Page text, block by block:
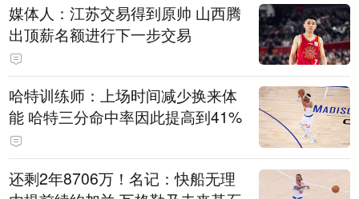
媒体人：江苏交易得到原帅 山西腾
出顶薪名额进行下一步交易
哈特训练师：上场时间减少换来体
能 哈特三分命中率因此提高到41%
还剩2年8706万！名记：快船无理